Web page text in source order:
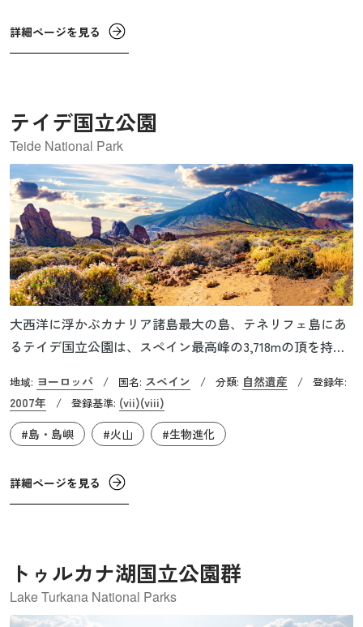
ます。また、拒文岳の噴火により約30万〜10万年前に形成
された拒文岳溶岩洞窟系は、その長さと複雑さから「世界
然の壮大さを感じさせてくれます。
詳細ページを見る
テイデ国立公園
Teide National Park
大西洋に浮かぶカナリア諸島最大の島、テネリフェ島にあ
るテイデ国立公園は、スペイン最高峰の3,718mの頂を持つ
す。テイデ山は海底からだと7,500mの高さに達し、世界で
3番目に高い火山構造物とされています。直近では1798年噴
火し、現在も硫黄を噴出するなど長期にわたって火山活動
山地形が見られるほか、地球史や海洋火山の形成過程を知
るうえで重要な場所とされています。
地域: ヨーロッパ / 国名: スペイン / 分類: 自然遺産 / 登録年:
2007年 / 登録基準: (vii)(viii)
#島・島嶼
#火山 #生物進化
詳細ページを見る
トゥルカナ湖国立公園群
Lake Turkana National Parks